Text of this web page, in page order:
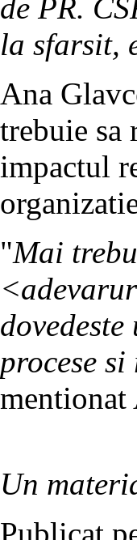
de PR.
la sfarsit,
Ana
trebuie sa
impactul
"Mai
procese
mentionat
Un